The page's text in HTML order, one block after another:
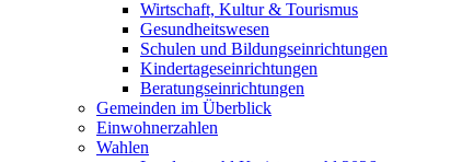
Wirtschaft, Kultur & Tourismus
Gesundheitswesen
Schulen und Bildungseinrichtungen
Kindertageseinrichtungen
Beratungseinrichtungen
Gemeinden im Überblick
Einwohnerzahlen
Wahlen